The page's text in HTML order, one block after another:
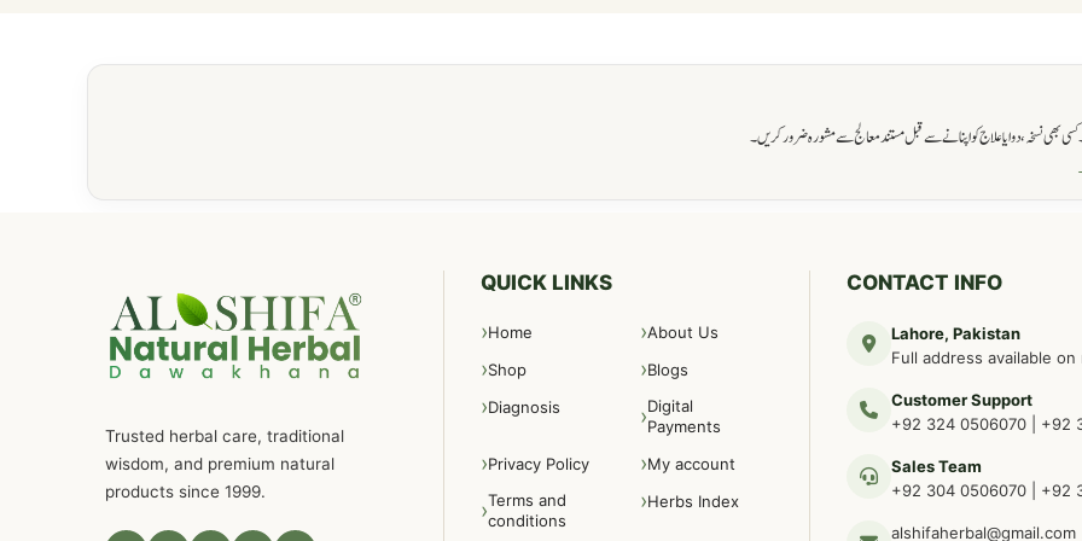
نسخہ، دوا یا علاج کو اپنانے سے قبل مستند معالج سے مشورہ ضرور کریں۔
Trusted herbal care, traditional
wisdom, and premium natural
products since 1999.
QUICK LINKS
Home
About Us
Shop
Blogs
Diagnosis
Digital
Payments
Privacy Policy
My account
Terms and
conditions
Herbs Index
CONTACT INFO
Lahore, Pakistan
Full address available
Customer Support
+92 324 0506070
+92
Sales Team
+92 304 0506070
+92
alshifaherbal@gmail.com